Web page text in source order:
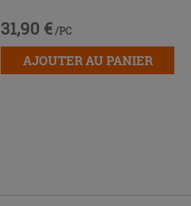
31,90 € /PC
AJOUTER AU PANIER